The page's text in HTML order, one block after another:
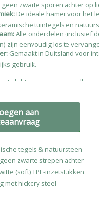
zwarte sporen achter op
De ideale hamer voor het
tuintegels en
Alle onderdelen (inclusief
zijn eenvoudig los te
Gemaakt in Duitsland voor
gebruik.
lichtere en meer wendbare
nauwe hoeken of dunnere
en lelijke strepen op uw
60mm TPE-mid/soft hamer
aan
tegels & natuursteen
zwarte strepen achter
(soft) TPE-inzetstukken
met hickory steel